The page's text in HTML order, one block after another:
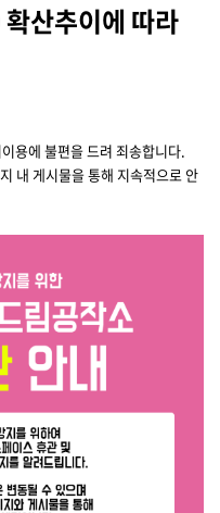
산추이에 따라
용에 불편을 드려 죄송합니다.
내 게시물을 통해 지속적으로 안